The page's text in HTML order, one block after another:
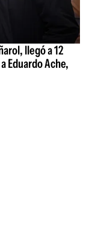
llegó a 12
Eduardo Ache,